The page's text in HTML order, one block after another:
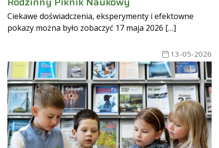
Ciekawe doświadczenia, eksperymenty i efektowne
pokazy można było zobaczyć 17 maja 2026 […]
13-05-2026